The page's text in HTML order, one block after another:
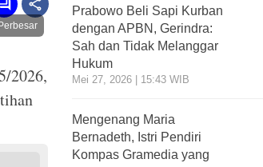
2026,
Prabowo Beli Sapi Kurban
dengan APBN, Gerindra:
Sah dan Tidak Melanggar
Hukum
Mei 27, 2026 | 15:43 WIB
Mengenang Maria
Bernadeth, Istri Pendiri
Kompas Gramedia yang